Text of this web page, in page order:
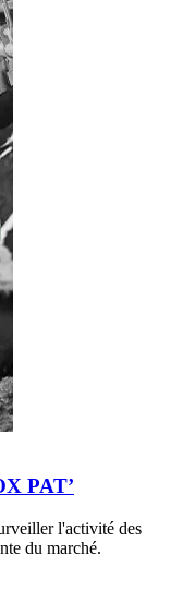
PAT’
l'activité des
du marché.